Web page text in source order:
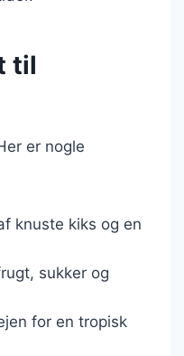
til
er nogle
knuste kiks og en
sukker og
for en tropisk